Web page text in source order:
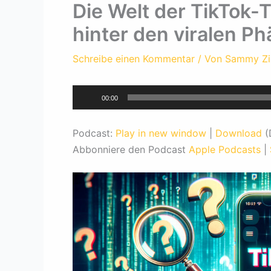
Die Welt der TikTok-
hinter den viralen
Schreibe einen Kommentar / Von Sammy
Audio-
Player
00:00
Podcast: Play in new window Download
Abbonniere den Podcast Apple Podcasts